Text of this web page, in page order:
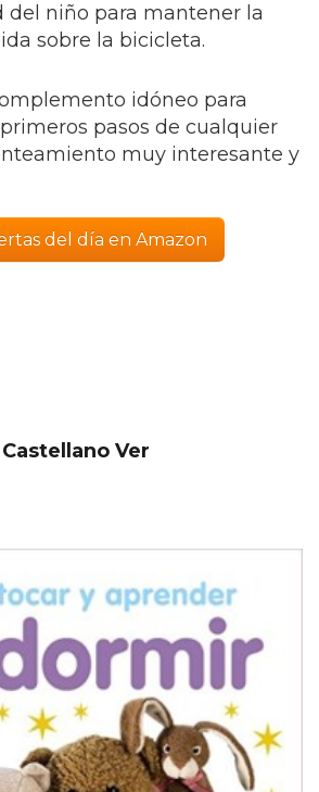
del niño para mantener la
sobre la bicicleta.
idóneo para
pasos de cualquier
muy interesante y
del día en Amazon
Castellano Ver